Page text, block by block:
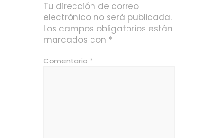
Tu dirección de correo
electrónico no será publicada.
Los campos obligatorios están
marcados con *
Comentario *